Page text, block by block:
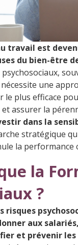
travail est
du bien-être
une
le plus efficace
assurer la
dans la
stratégique
la performance
la
?
aux
et prévenir